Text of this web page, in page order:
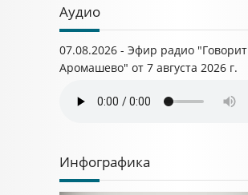
Аудио
07.08.2026 - Эфир радио "Говорит
Аромашево" от 7 августа 2026 г.
Инфографика